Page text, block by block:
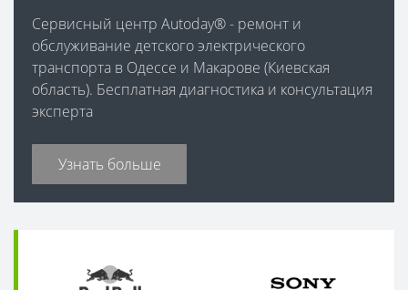
Сервисный центр Autoday® - ремонт и
обслуживание детского электрического
транспорта в Одессе и Макарове (Киевская
область). Бесплатная диагностика и консультация
эксперта
Узнать больше